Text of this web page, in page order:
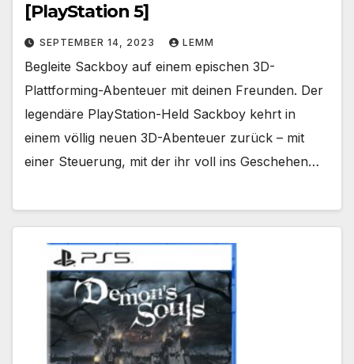
[PlayStation 5]
SEPTEMBER 14, 2023 LEMM
Begleite Sackboy auf einem epischen 3D-
Plattforming-Abenteuer mit deinen Freunden. Der
legendäre PlayStation-Held Sackboy kehrt in
einem völlig neuen 3D-Abenteuer zurück – mit
einer Steuerung, mit der ihr voll ins Geschehen…